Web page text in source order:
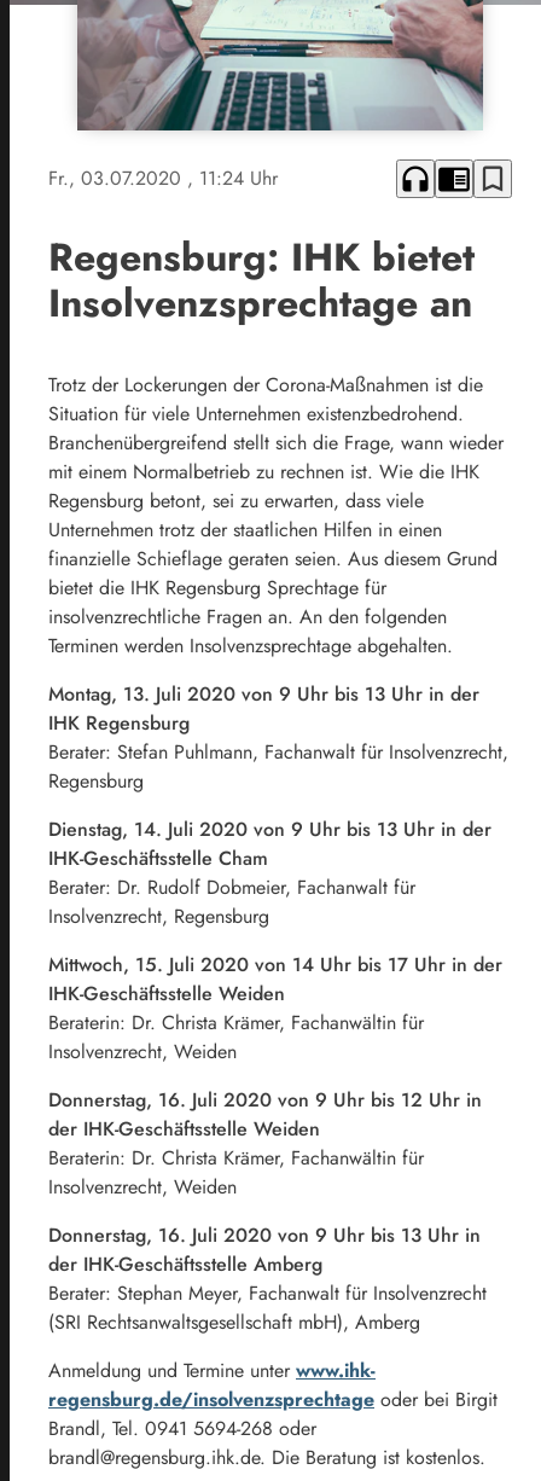
Fr., 03.07.2020 , 11:24 Uhr headphones chrome_reader_mode bookmark_border
Regensburg: IHK bietet
Insolvenzsprechtage an
Trotz der Lockerungen der Corona-Maßnahmen ist die
Situation für viele Unternehmen existenzbedrohend.
Branchenübergreifend stellt sich die Frage, wann wieder
mit einem Normalbetrieb zu rechnen ist. Wie die IHK
Regensburg betont, sei zu erwarten, dass viele
Unternehmen trotz der staatlichen Hilfen in einen
finanzielle Schieflage geraten seien. Aus diesem Grund
bietet die IHK Regensburg Sprechtage für
insolvenzrechtliche Fragen an. An den folgenden
Terminen werden Insolvenzsprechtage abgehalten.
Montag, 13. Juli 2020 von 9 Uhr bis 13 Uhr in der
IHK Regensburg
Berater: Stefan Puhlmann, Fachanwalt für Insolvenzrecht,
Regensburg
Dienstag, 14. Juli 2020 von 9 Uhr bis 13 Uhr in der
IHK-Geschäftsstelle Cham
Berater: Dr. Rudolf Dobmeier, Fachanwalt für
Insolvenzrecht, Regensburg
Mittwoch, 15. Juli 2020 von 14 Uhr bis 17 Uhr in der
IHK-Geschäftsstelle Weiden
Beraterin: Dr. Christa Krämer, Fachanwältin für
Insolvenzrecht, Weiden
Donnerstag, 16. Juli 2020 von 9 Uhr bis 12 Uhr in
der IHK-Geschäftsstelle Weiden
Beraterin: Dr. Christa Krämer, Fachanwältin für
Insolvenzrecht, Weiden
Donnerstag, 16. Juli 2020 von 9 Uhr bis 13 Uhr in
der IHK-Geschäftsstelle Amberg
Berater: Stephan Meyer, Fachanwalt für Insolvenzrecht
(SRI Rechtsanwaltsgesellschaft mbH), Amberg
Anmeldung und Termine unter www.ihk-
regensburg.de/insolvenzsprechtage oder bei Birgit
Brandl, Tel. 0941 5694-268 oder
brandl@regensburg.ihk.de. Die Beratung ist kostenlos.